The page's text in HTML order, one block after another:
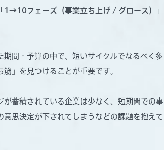
1→10フェーズ（事業立ち上げ / グロース）」
間・予算の中で、短いサイクルでなるべく多
」を見つけることが重要です。
蓄積されている企業は少なく、短期間での事
思決定が下されてしまうなどの課題を抱えて